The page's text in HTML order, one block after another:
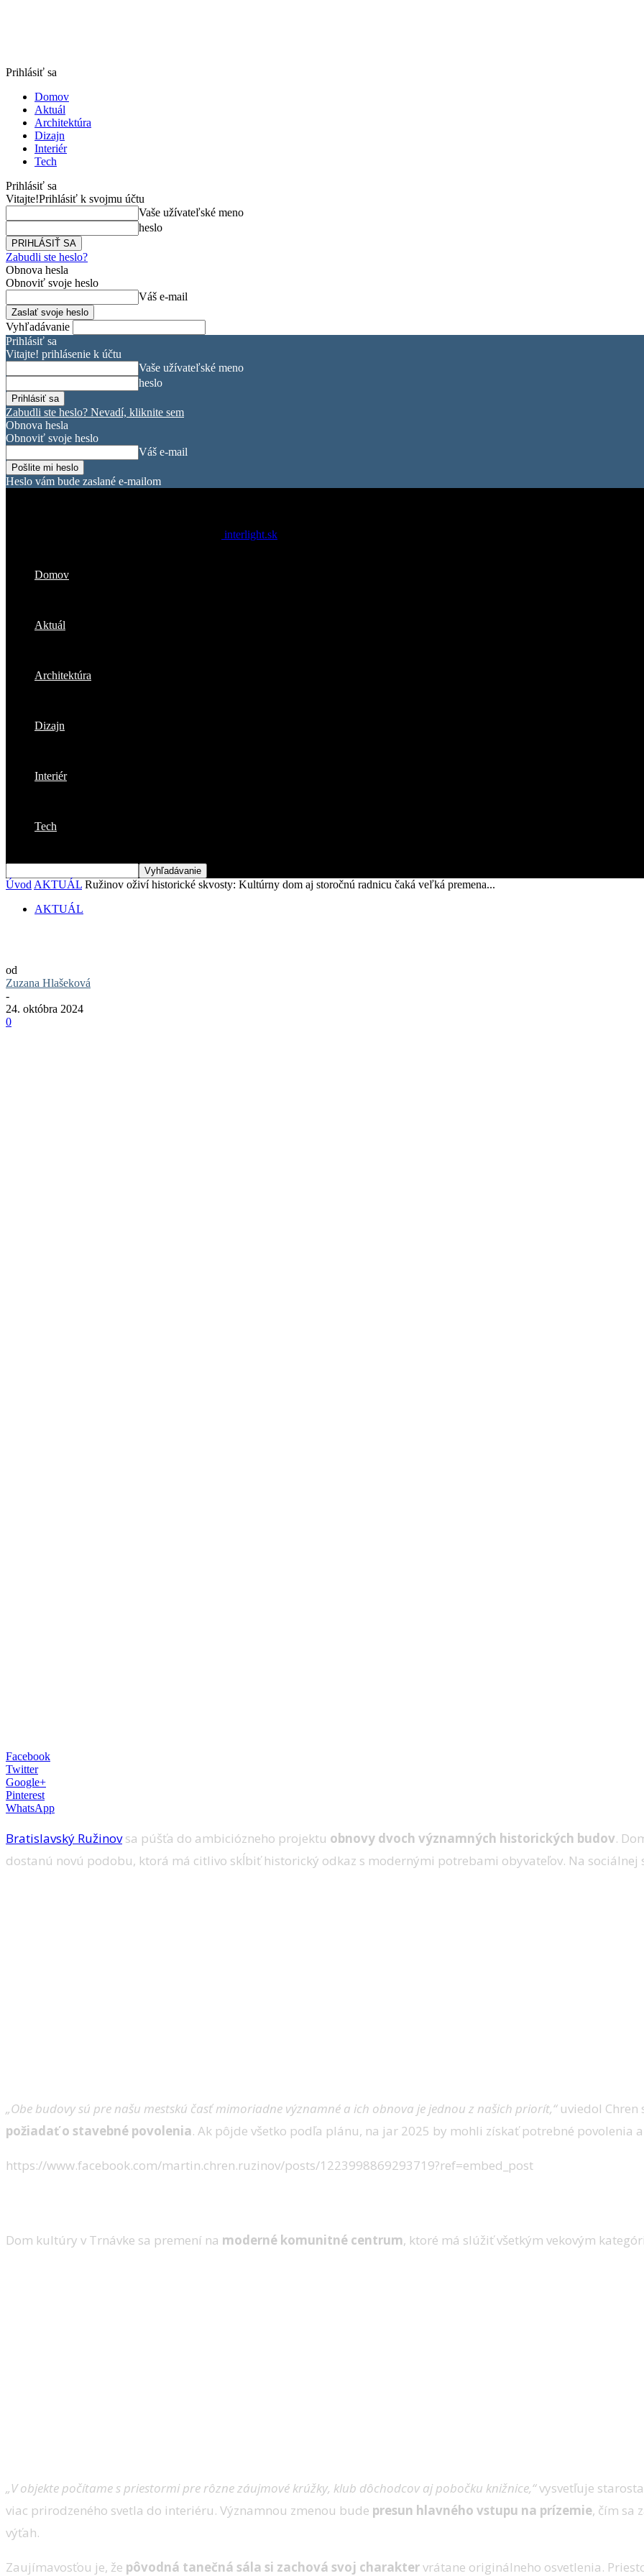
Prihlásiť sa
Domov
Aktuál
Architektúra
Dizajn
Interiér
Tech
Prihlásiť sa
Vitajte!Prihlásiť k svojmu účtu
Vaše užívateľské meno
heslo
Zabudli ste heslo?
Obnova hesla
Obnoviť svoje heslo
Váš e-mail
Vyhľadávanie
Prihlásiť sa
Vitajte! prihlásenie k účtu
Vaše užívateľské meno
heslo
Zabudli ste heslo? Nevadí, kliknite sem
Obnova hesla
Obnoviť svoje heslo
Váš e-mail
Heslo vám bude zaslané e-mailom
interlight.sk
Domov
Aktuál
Architektúra
Dizajn
Interiér
Tech
Úvod AKTUÁL Ružinov oživí historické skvosty: Kultúrny dom aj storočnú radnicu čaká veľká premena...
AKTUÁL
od
Zuzana Hlašeková
-
24. októbra 2024
0
Facebook
Twitter
Google+
Pinterest
WhatsApp
Bratislavský Ružinovsa púšťa do ambiciózneho projektu obnovy dvoch významných historických budov.
dostanú novú podobu, ktorá má citlivo skĺbiť historický odkaz s modernými potrebami obyvateľov. Na
„Obe budovy sú pre našu mestskú časť mimoriadne významné a ich obnova je jednou z našich priorít,“uviedol Chren
požiadať o stavebné povolenia. Ak pôjde všetko podľa plánu, na jar 2025 by mohli získať potrebné povolenia
https://www.facebook.com/martin.chren.ruzinov/posts/1223998869293719?ref=embed_post
Dom kultúry v Trnávke sa premení na moderné komunitné centrum, ktoré má slúžiť všetkým vekovým
„V objekte počítame s priestormi pre rôzne záujmové krúžky, klub dôchodcov aj pobočku knižnice,“vysvetľuje
viac prirodzeného svetla do interiéru. Významnou zmenou bude presun hlavného vstupu na prízemie, čím sa
výťah.
Zaujímavosťou je, že pôvodná tanečná sála si zachová svoj charaktervrátane originálneho osvetlenia.